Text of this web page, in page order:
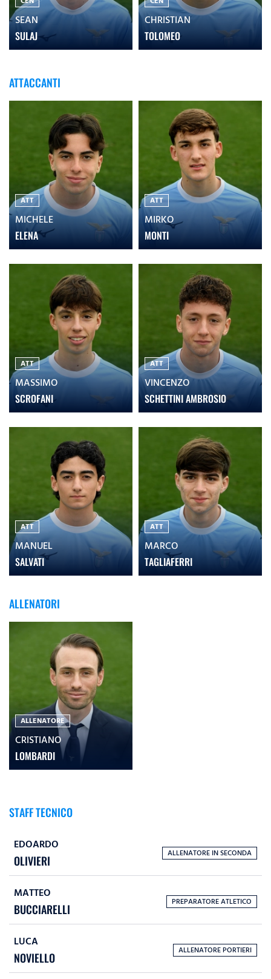
SEAN
SULAJ
CHRISTIAN
TOLOMEO
ATTACCANTI
ATT
MICHELE
ELENA
ATT
MIRKO
MONTI
ATT
MASSIMO
SCROFANI
ATT
VINCENZO
SCHETTINI AMBROSIO
ATT
MANUEL
SALVATI
ATT
MARCO
TAGLIAFERRI
ALLENATORI
ALLENATORE
CRISTIANO
LOMBARDI
STAFF TECNICO
EDOARDO
OLIVIERI
ALLENATORE IN SECONDA
MATTEO
BUCCIARELLI
PREPARATORE ATLETICO
LUCA
NOVIELLO
ALLENATORE PORTIERI